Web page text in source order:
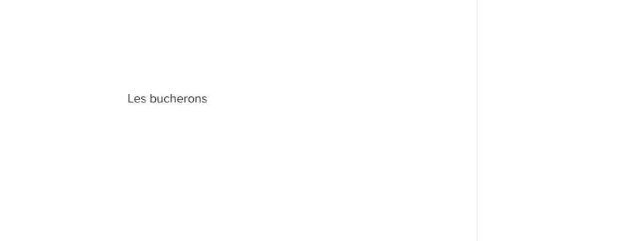
                                                                   Les bucherons